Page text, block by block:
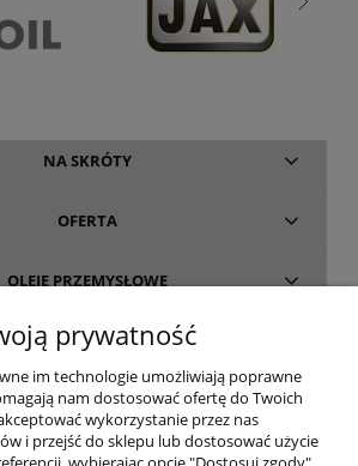
NA SKRÓTY
OFERTA
OLEJE PRZEMYSŁOWE
INFORMACJE
O FIRMIE
prywatność
im technologie umożliwiają poprawne
nam dostosować ofertę do Twoich
wykorzystanie przez nas
i przejść do sklepu lub dostosować użycie